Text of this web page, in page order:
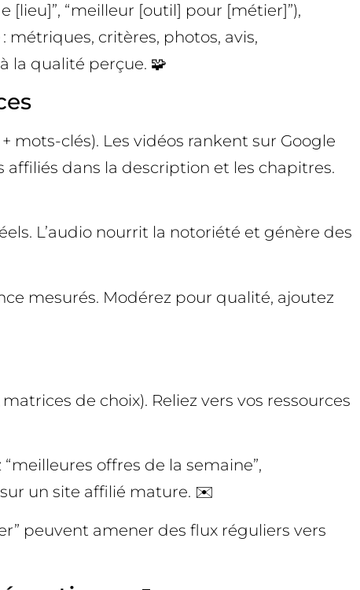
[lieu]”, “meilleur [outil] pour [métier]”),
critères, photos, avis,
la qualité perçue. 🧩
mots-clés). Les vidéos rankent sur Google
affiliés dans la description et les chapitres.
L’audio nourrit la notoriété et génère des
mesurés. Modérez pour qualité, ajoutez
de choix). Reliez vers vos ressources
offres de la semaine”,
sur un site affilié mature. ✉️
peuvent amener des flux réguliers vers